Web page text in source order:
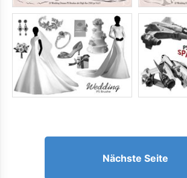
Nächste Seite